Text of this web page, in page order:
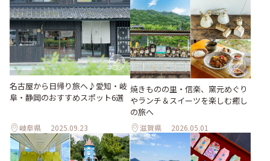
名古屋から日帰り旅へ♪愛知・岐
阜・静岡のおすすめスポット6選
岐阜県 2025.09.23
焼きものの里・信楽、窯元めぐり
やランチ＆スイーツを楽しむ癒し
の旅へ
滋賀県 2026.05.01